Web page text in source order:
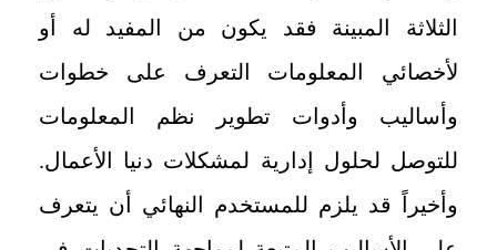
الثلاثة المبينة فقد يكون من المفيد له أو
لأخصائي المعلومات التعرف على خطوات
وأساليب وأدوات تطوير نظم المعلومات
للتوصل لحلول إدارية لمشكلات دنيا الأعمال.
وأخيراً قد يلزم للمستخدم النهائي أن يتعرف